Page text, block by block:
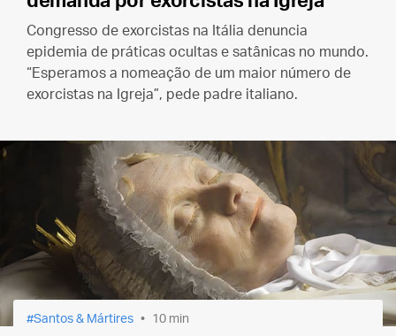
Congresso de exorcistas na Itália denuncia
epidemia de práticas ocultas e satânicas no mundo.
“Esperamos a nomeação de um maior número de
exorcistas na Igreja”, pede padre italiano.
Santos & Mártires 10 min